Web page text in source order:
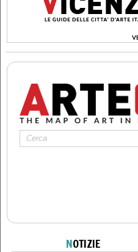
>
NOTIZIE